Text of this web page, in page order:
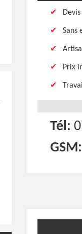
Sans
Prix
Tél:
GSM: